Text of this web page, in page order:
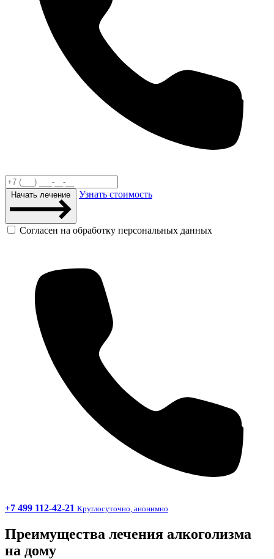
Начать лечение Узнать стоимость
Согласен на обработку персональных данных
+7 499 112-42-21 Круглосуточно, анонимно
Преимущества лечения алкоголизма
на дому